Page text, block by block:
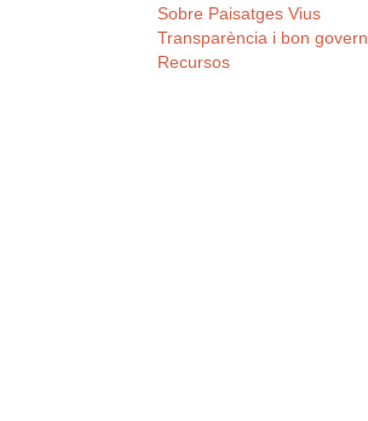
Sobre Paisatges Vius
Transparència i bon govern
Recursos